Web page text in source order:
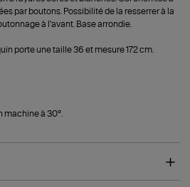
par boutons. Possibilité de la resserrer à la
à l'avant. Base arrondie.
porte une taille 36 et mesure 172 cm.
machine à 30°.